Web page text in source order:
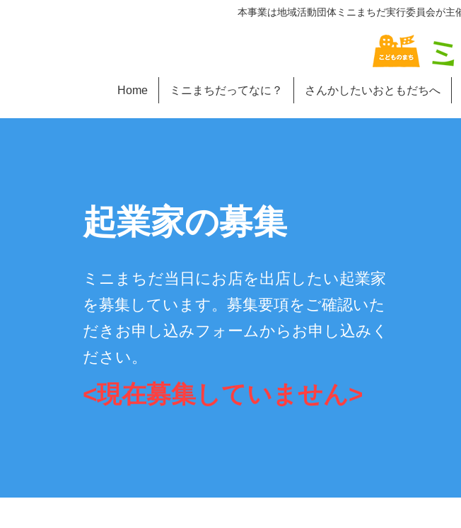
本事業は地域活動団体ミニまちだ実行委員会が
Home ミニまちだってなに？ さんかしたいおともだちへ
起業家の募集
ミニまちだ当日にお店を出店したい起業家
を募集しています。募集要項をご確認いた
だきお申し込みフォームからお申し込みく
ださい。
<現在募集していません>